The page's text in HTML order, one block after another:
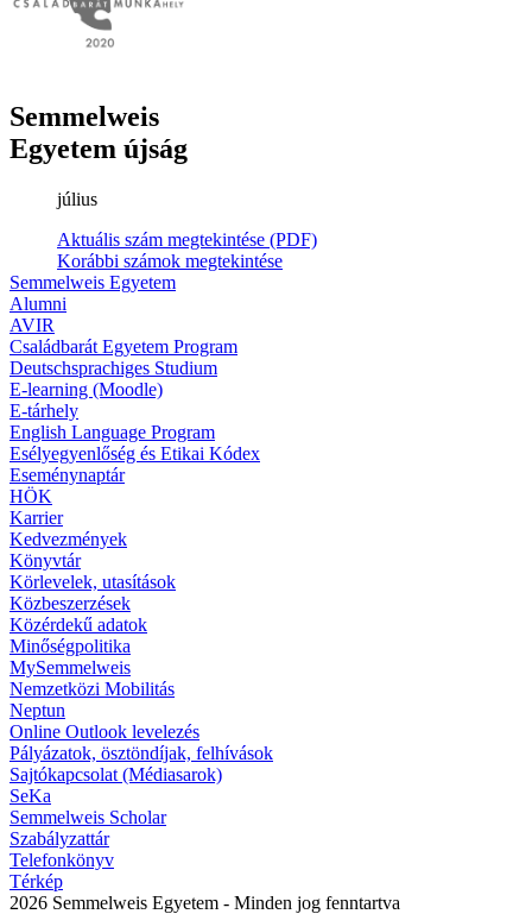
Semmelweis
Egyetem újság
július
Aktuális szám megtekintése (PDF)
Korábbi számok megtekintése
Semmelweis Egyetem
Alumni
AVIR
Családbarát Egyetem Program
Deutschsprachiges Studium
E-learning (Moodle)
E-tárhely
English Language Program
Esélyegyenlőség és Etikai Kódex
Eseménynaptár
HÖK
Karrier
Kedvezmények
Könyvtár
Körlevelek, utasítások
Közbeszerzések
Közérdekű adatok
Minőségpolitika
MySemmelweis
Nemzetközi Mobilitás
Neptun
Online Outlook levelezés
Pályázatok, ösztöndíjak, felhívások
Sajtókapcsolat (Médiasarok)
SeKa
Semmelweis Scholar
Szabályzattár
Telefonkönyv
Térkép
2026 Semmelweis Egyetem - Minden jog fenntartva